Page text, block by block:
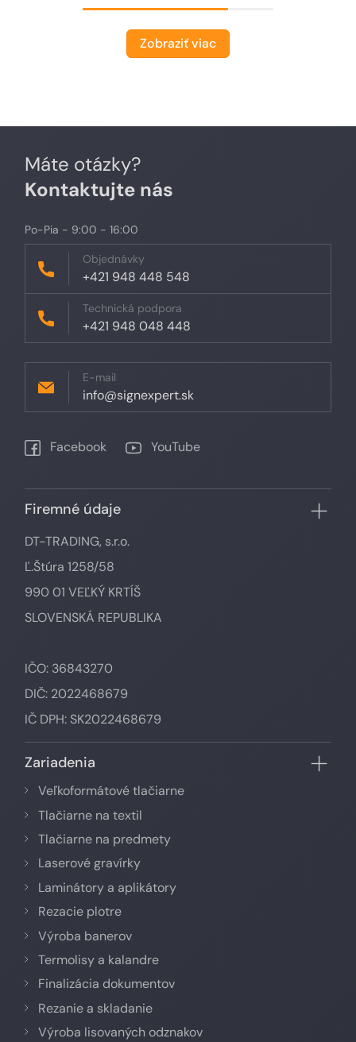
Zobraziť viac
Máte otázky?
Kontaktujte nás
Po-Pia - 9:00 - 16:00
Objednávky
+421 948 448 548
Technická podpora
+421 948 048 448
E-mail
info@signexpert.sk
Facebook YouTube
Firemné údaje
DT-TRADING, s.r.o.
Ľ.Štúra 1258/58
990 01 VEĽKÝ KRTÍŠ
SLOVENSKÁ REPUBLIKA
IČO: 36843270
DIČ: 2022468679
IČ DPH: SK2022468679
Zariadenia
Veľkoformátové tlačiarne
Tlačiarne na textil
Tlačiarne na predmety
Laserové gravírky
Laminátory a aplikátory
Rezacie plotre
Výroba banerov
Termolisy a kalandre
Finalizácia dokumentov
Rezanie a skladanie
Výroba lisovaných odznakov